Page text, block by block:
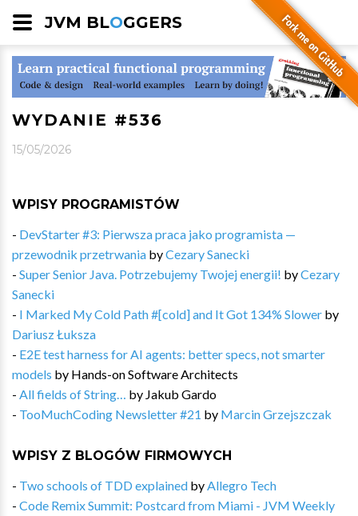
JVM BLOGGERS
WYDANIE #536
15/05/2026
WPISY PROGRAMISTÓW
- DevStarter #3: Pierwsza praca jako programista —
przewodnik przetrwania byCezary Sanecki
- Super Senior Java. Potrzebujemy Twojej energii! byCezary
Sanecki
- I Marked My Cold Path #[cold] and It Got 134% Slower by
Dariusz Łuksza
- E2E test harness for AI agents: better specs, not smarter
models by Hands-on Software Architects
- All fields of String… by Jakub Gardo
- TooMuchCoding Newsletter #21 by Marcin Grzejszczak
WPISY Z BLOGÓW FIRMOWYCH
- Two schools of TDD explained by Allegro Tech
- Code Remix Summit: Postcard from Miami - JVM Weekly